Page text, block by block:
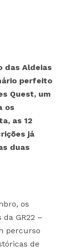
das Aldeias
perfeito
Quest, um
os
as 12
já
duas
os
GR22 –
percurso
de